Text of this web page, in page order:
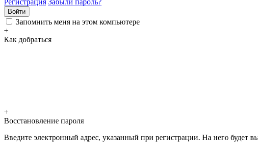
Регистрация Забыли пароль?
Войти
Запомнить меня на этом компьютере
+
Как добраться
+
Восстановление пароля
Введите электронный адрес, указанный при регистрации. На него будет